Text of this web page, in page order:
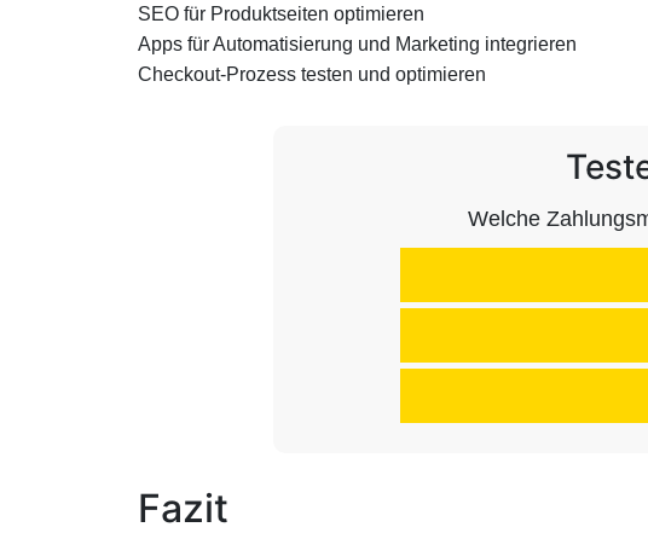
SEO für Produktseiten optimieren
Apps für Automatisierung und Marketing integrieren
Checkout-Prozess testen und optimieren
Welche
Fazit